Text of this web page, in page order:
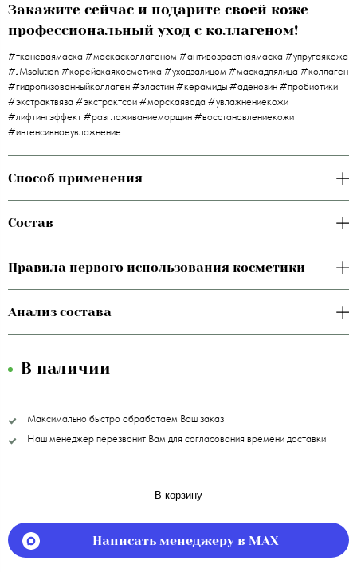
Закажите сейчас и подарите своей коже
профессиональный уход с коллагеном!
#тканеваямаска #маскасколлагеном #антивозрастнаямаска #упругаякожа
#JMsolution #корейскаякосметика #уходзалицом #маскадлялица #коллаген
#гидролизованныйколлаген #эластин #керамиды #аденозин #пробиотики
#экстрактвяза #экстрактсои #морскаявода #увлажнениекожи
#лифтингэффект #разглаживаниеморщин #восстановлениекожи
#интенсивноеувлажнение
Способ применения
Состав
Правила первого использования косметики
Анализ состава
В наличии
Максимально быстро обработаем Ваш заказ
Наш менеджер перезвонит Вам для согласования времени доставки
В корзину
Написать менеджеру в MAX